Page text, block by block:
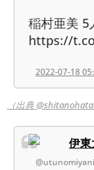
稲村亜美 5
https://
2022-07-18
（出典
伊
@utunomiyani